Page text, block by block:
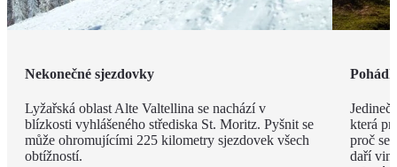
Nekonečné sjezdovky
Lyžařská oblast Alte Valtellina se nachází v
blízkosti vyhlášeného střediska St. Moritz. Pyšnit se
může ohromujícími 225 kilometry sjezdovek všech
obtížností.
která
proč se
daří